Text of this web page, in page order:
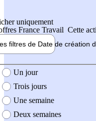
uniquement
France Travail Cette
filtres de Date de création
création de l'offre
Un jour
Trois jours
Une semaine
Deux semaines